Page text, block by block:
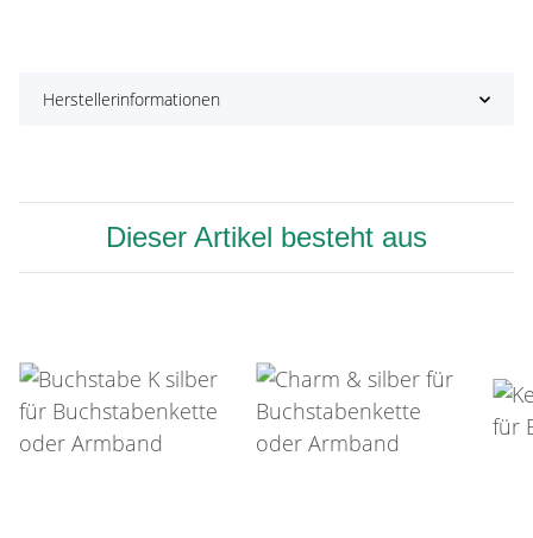
Herstellerinformationen
Dieser Artikel besteht aus